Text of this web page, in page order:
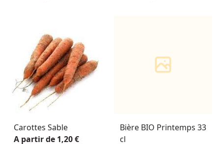
Carottes Sable
A partir de 1,20 €
Bière BIO Printemps 33
cl